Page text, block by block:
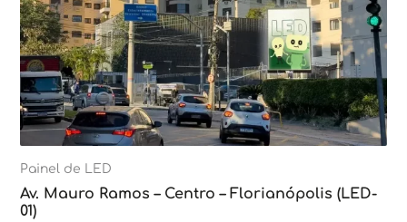
Painel de LED
Av. Mauro Ramos – Centro – Florianópolis (LED-
01)